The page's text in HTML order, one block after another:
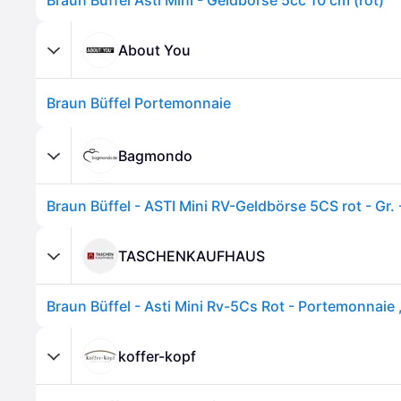
About You
Braun Büffel Portemonnaie
Bagmondo
Braun Büffel - ASTI Mini RV-Geldbörse 5CS rot - Gr.
TASCHENKAUFHAUS
Braun Büffel - Asti Mini Rv-5Cs Rot - Portemonnaie ,
koffer-kopf